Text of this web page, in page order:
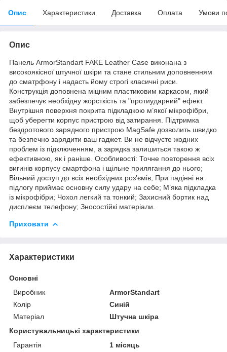
Опис Характеристики Доставка Оплата Умови
Опис
Панель ArmorStandart FAKE Leather Case виконана з
високоякісної штучної шкіри та стане стильним доповненням
до сматрфону і надасть йому строгі класичні риси.
Конструкція доповнена міцним пластиковим каркасом, який
забезпечує необхідну жорсткість та "протиударний" ефект.
Внутрішня поверхня покрита підкладкою м’якої мікрофібри,
щоб уберегти корпус пристрою від затирання. Підтримка
бездротового зарядного пристрою MagSafe дозволить швидко
та безпечно зарядити ваш гаджет. Ви не відчуєте жодних
проблем із підключенням, а зарядка залишиться такою ж
ефективною, як і раніше. Особливості: Точне повторення всіх
вигинів корпусу смартфона і щільне прилягання до нього;
Вільний доступ до всіх необхідних роз’ємів; При падінні на
підлогу приймає основну силу удару на себе; М’яка підкладка
із мікрофібри; Чохол легкий та тонкий; Захисний бортик над
дисплеєм телефону; Зносостійкі матеріали.
Приховати
Характеристики
Основні
Виробник
ArmorStandart
Колір
Синій
Матеріал
Штучна шкіра
Користувальницькі характеристики
Гарантія
1 місяць